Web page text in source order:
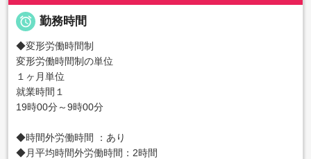
 勤務時間
◆変形労働時間制
変形労働時間制の単位
１ヶ月単位
就業時間１
19時00分～9時00分
◆時間外労働時間 ：あり
◆月平均時間外労働時間：2時間